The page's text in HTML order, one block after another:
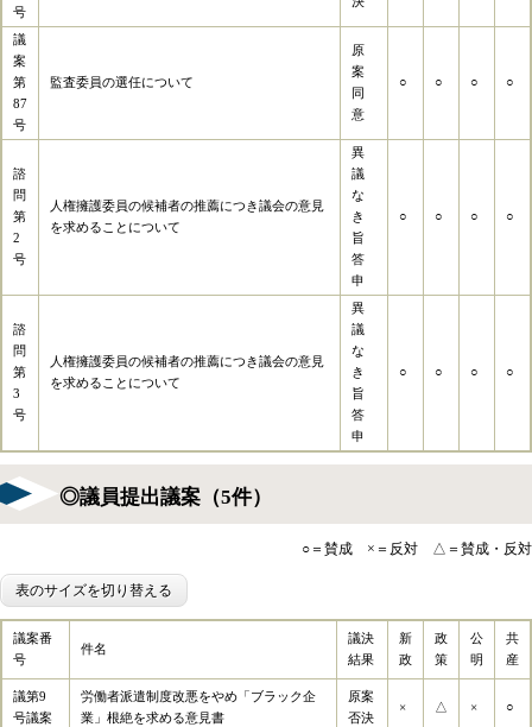
号
議
案
第
87
号
監査委員の選任について
原
案
同
意
○ ○ ○ ○
諮
問
第
2
号
人権擁護委員の候補者の推薦につき議会の意見
を求めることについて
異
議
な
き
旨
答
申
○ ○ ○ ○
諮
問
第
3
号
人権擁護委員の候補者の推薦につき議会の意見
を求めることについて
異
議
な
き
旨
答
申
○ ○ ○ ○
◎議員提出議案（5件）
○＝賛成 ×＝反対 △＝賛成・反対
表のサイズを切り替える
議案番
号
件名
議決
結果
新
政
政
策
公
明
共
産
議第9
号議案
労働者派遣制度改悪をやめ「ブラック企
業」根絶を求める意見書
原案
否決
× △ × ○